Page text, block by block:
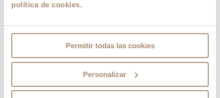
política de cookies.
Permitir todas las cookies
Personalizar